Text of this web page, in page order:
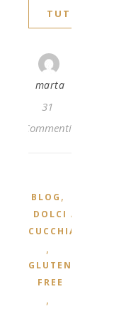
TUTTO
marta
31
Commenti
BLOG ,
DOLCI AL
CUCCHIAIO
,
GLUTEN
FREE
,